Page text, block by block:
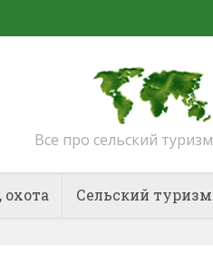
Все про сельский туризм
охота Сельский туризм